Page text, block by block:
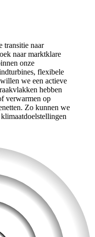
transitie naar
naar marktklare
onze
flexibele
we een actieve
hebben
verwarmen op
Zo kunnen we